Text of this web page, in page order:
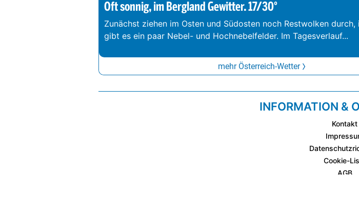
Oft sonnig, im Bergland Gewitter. 17/30°
Zunächst ziehen im Osten und Südosten noch Restwolken durch,
gibt es ein paar Nebel- und Hochnebelfelder. Im Tagesverlauf...
mehr Österreich-Wetter
INFORMATION &
Kontakt
Cookie-
AGB